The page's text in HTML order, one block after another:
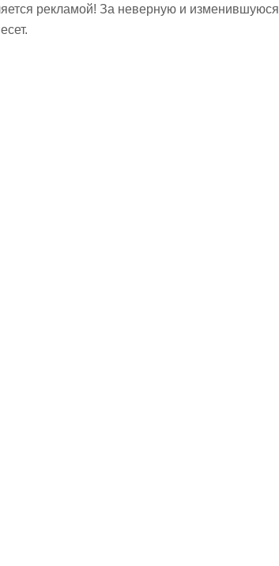
рекламой! За неверную и изменившуюся